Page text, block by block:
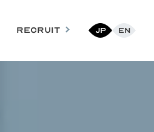
Jp En
RECRUIT